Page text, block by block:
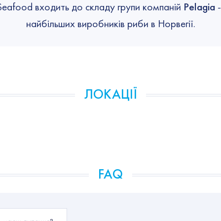
входить до складу групи компаній Pelagia-
найбільших виробників риби в Норвегії.
ЛОКАЦІЇ
FAQ